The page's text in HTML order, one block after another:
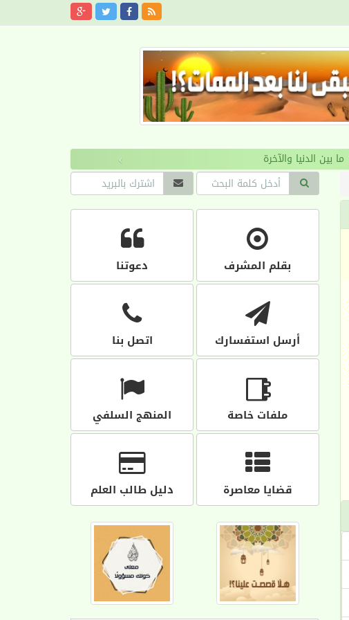
›
بقلم المشرف دعوتنا
أرسل استفسارك اتصل بنا
ملفات خاصة المنهج السلفي
قضايا معاصرة دليل طالب العلم